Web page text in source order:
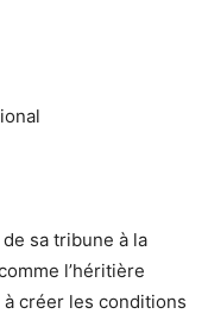
sa tribune à la
l’héritière
créer les conditions